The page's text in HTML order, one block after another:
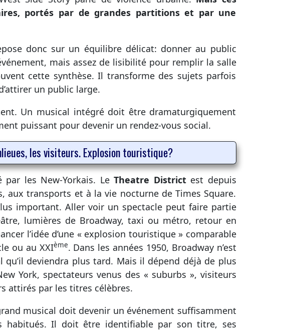
portés par de grandes partitions et par une
donc sur un équilibre délicat: donner au public
mais assez de lisibilité pour remplir la salle
cette synthèse. Il transforme des sujets parfois
un public large.
Un musical intégré doit être dramaturgiquement
puissant pour devenir un rendez-vous social.
les visiteurs. Explosion touristique?
par les New-Yorkais. Le Theatre Districtest depuis
aux transports et à la vie nocturne de Times Square.
important. Aller voir un spectacle peut faire partie
lumières de Broadway, taxi ou métro, retour en
l’idée d’une « explosion touristique » comparable
ou au XXIème. Dans les années 1950, Broadway n’est
deviendra plus tard. Mais il dépend déjà de plus
York, spectateurs venus des « suburbs », visiteurs
attirés par les titres célèbres.
musical doit devenir un événement suffisamment
habitués. Il doit être identifiable par son titre, ses